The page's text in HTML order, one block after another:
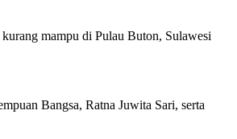
mampu di Pulau Buton, Sulawesi
Bangsa, Ratna Juwita Sari, serta